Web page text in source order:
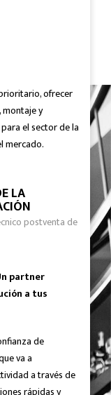
ofrecer
montaje y
el sector de la
mercado.
LA
postventa de
partner
a tus
de
va a
a través de